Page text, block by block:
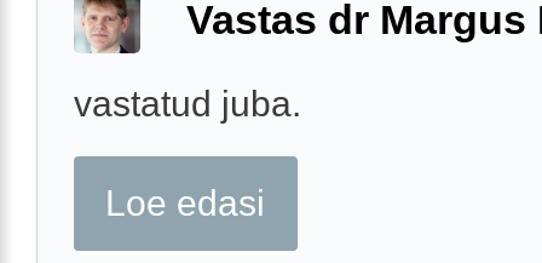
Vastas dr Margus
vastatud juba.
Loe edasi